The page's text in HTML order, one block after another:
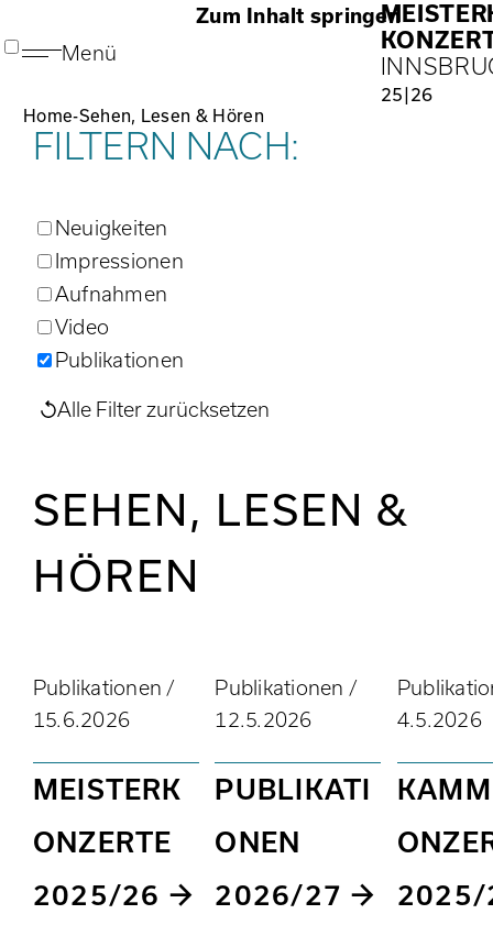
Zum Inhalt springen
Menü
25|26
Home-Sehen, Lesen & Hören
FILTERN NACH:
Neuigkeiten
Impressionen
Aufnahmen
Video
Publikationen
Alle Filter zurücksetzen
SEHEN, LESEN &
HÖREN
Publikationen /
15.6.2026
MEISTERK
ONZERTE
2025/26
Publikationen /
12.5.2026
PUBLIKATI
ONEN
2026/27
4.5.2026